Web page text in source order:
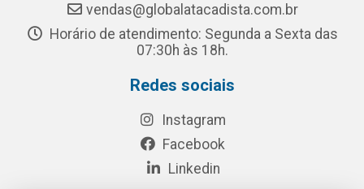
vendas@globalatacadista.com.br
Horário de atendimento: Segunda a Sexta das
07:30h às 18h.
Redes sociais
Instagram
Facebook
Linkedin